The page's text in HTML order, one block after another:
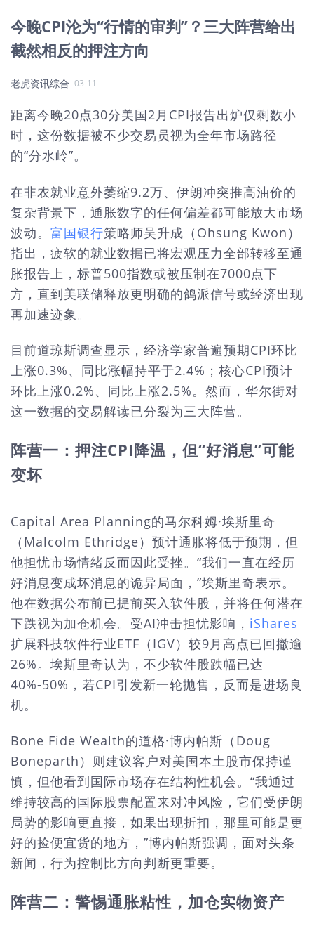
今晚CPI沦为“行情的审判”？三大阵营给出
截然相反的押注方向
老虎资讯综合 03-11
距离今晚20点30分美国2月CPI报告出炉仅剩数小
时，这份数据被不少交易员视为全年市场路径
的“分水岭”。
在非农就业意外萎缩9.2万、伊朗冲突推高油价的
复杂背景下，通胀数字的任何偏差都可能放大市场
波动。 富国银行策略师吴升成（Ohsung Kwon）
指出，疲软的就业数据已将宏观压力全部转移至通
胀报告上，标普500指数或被压制在7000点下
方，直到美联储释放更明确的鸽派信号或经济出现
再加速迹象。
目前道琼斯调查显示，经济学家普遍预期CPI环比
上涨0.3%、同比涨幅持平于2.4%；核心CPI预计
环比上涨0.2%、同比上涨2.5%。然而，华尔街对
这一数据的交易解读已分裂为三大阵营。
阵营一：押注CPI降温，但“好消息”可能
变坏
Capital Area Planning的马尔科姆·埃斯里奇
（Malcolm Ethridge）预计通胀将低于预期，但
他担忧市场情绪反而因此受挫。“我们一直在经历
好消息变成坏消息的诡异局面，”埃斯里奇表示。
他在数据公布前已提前买入软件股，并将任何潜在
下跌视为加仓机会。受AI冲击担忧影响， iShares
扩展科技软件行业ETF（IGV）较9月高点已回撤逾
26%。埃斯里奇认为，不少软件股跌幅已达
40%-50%，若CPI引发新一轮抛售，反而是进场良
机。
Bone Fide Wealth的道格·博内帕斯（Doug
Boneparth）则建议客户对美国本土股市保持谨
慎，但他看到国际市场存在结构性机会。“我通过
维持较高的国际股票配置来对冲风险，它们受伊朗
局势的影响更直接，如果出现折扣，那里可能是更
好的捡便宜货的地方，”博内帕斯强调，面对头条
新闻，行为控制比方向判断更重要。
阵营二：警惕通胀粘性，加仓实物资产